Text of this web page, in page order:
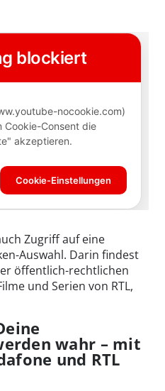
Zugriff auf eine
Auswahl. Darin findest
öffentlich-rechtlichen
und Serien von RTL,
wahr – mit
und RTL